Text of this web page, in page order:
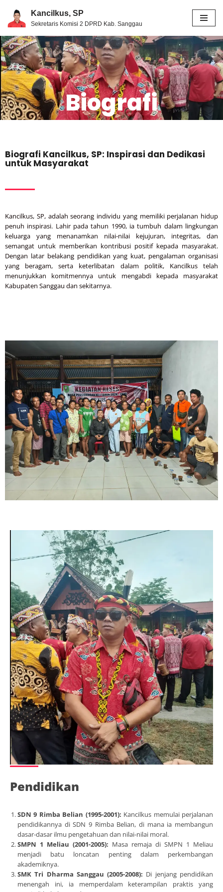
Skip
to
content
Kancilkus, SP
Sekretaris Komisi 2 DPRD Kab. Sanggau
Biografi
Biografi Kancilkus, SP: Inspirasi dan Dedikasi
untuk Masyarakat
Kancilkus, SP, adalah seorang individu yang memiliki perjalanan hidup
penuh inspirasi. Lahir pada tahun 1990, ia tumbuh dalam lingkungan
keluarga yang menanamkan nilai-nilai kejujuran, integritas, dan
semangat untuk memberikan kontribusi positif kepada masyarakat.
Dengan latar belakang pendidikan yang kuat, pengalaman organisasi
yang beragam, serta keterlibatan dalam politik, Kancilkus telah
menunjukkan komitmennya untuk mengabdi kepada masyarakat
Kabupaten Sanggau dan sekitarnya.
Pendidikan
SDN 9 Rimba Belian (1995-2001): Kancilkus memulai perjalanan
pendidikannya di SDN 9 Rimba Belian, di mana ia membangun
dasar-dasar ilmu pengetahuan dan nilai-nilai moral.
SMPN 1 Meliau (2001-2005): Masa remaja di SMPN 1 Meliau
menjadi batu loncatan penting dalam perkembangan
akademiknya.
SMK Tri Dharma Sanggau (2005-2008): Di jenjang pendidikan
menengah ini, ia memperdalam keterampilan praktis yang